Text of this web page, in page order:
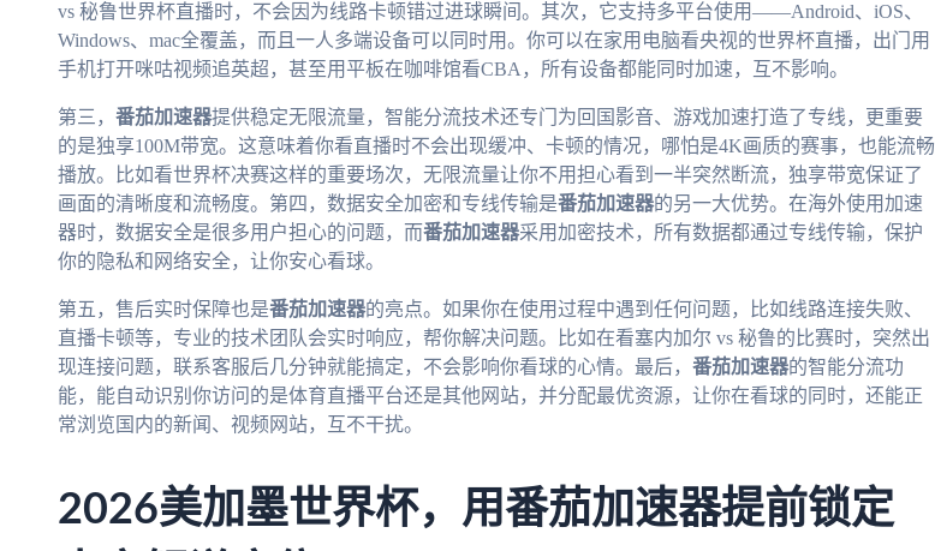
vs 秘鲁世界杯直播时，不会因为线路卡顿错过进球瞬间。其次，它支持多平台使用——Android、iOS、
Windows、mac全覆盖，而且一人多端设备可以同时用。你可以在家用电脑看央视的世界杯直播，出门用
手机打开咪咕视频追英超，甚至用平板在咖啡馆看CBA，所有设备都能同时加速，互不影响。
第三， 番茄加速器提供稳定无限流量，智能分流技术还专门为回国影音、游戏加速打造了专线，更重要
的是独享100M带宽。这意味着你看直播时不会出现缓冲、卡顿的情况，哪怕是4K画质的赛事，也能流畅
播放。比如看世界杯决赛这样的重要场次，无限流量让你不用担心看到一半突然断流，独享带宽保证了
画面的清晰度和流畅度。第四，数据安全加密和专线传输是番茄加速器的另一大优势。在海外使用加速
器时，数据安全是很多用户担心的问题，而番茄加速器采用加密技术，所有数据都通过专线传输，保护
你的隐私和网络安全，让你安心看球。
第五，售后实时保障也是番茄加速器的亮点。如果你在使用过程中遇到任何问题，比如线路连接失败、
直播卡顿等，专业的技术团队会实时响应，帮你解决问题。比如在看塞内加尔 vs 秘鲁的比赛时，突然出
现连接问题，联系客服后几分钟就能搞定，不会影响你看球的心情。最后， 番茄加速器的智能分流功
能，能自动识别你访问的是体育直播平台还是其他网站，并分配最优资源，让你在看球的同时，还能正
常浏览国内的新闻、视频网站，互不干扰。
2026美加墨世界杯，用番茄加速器提前锁定